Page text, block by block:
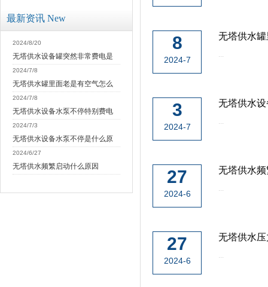
最新资讯 New
2024/8/20
无塔供水设备罐突然非常费电是
2024/7/8
无塔供水罐里面老是有空气怎么
2024/7/8
无塔供水设备水泵不停特别费电
2024/7/3
无塔供水设备水泵不停是什么原
2024/6/27
无塔供水频繁启动什么原因
8
2024-7
无塔供水
...
3
2024-7
无塔供水
...
27
2024-6
无塔供水
...
27
2024-6
无塔供水
...